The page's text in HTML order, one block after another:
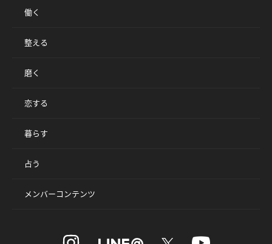
働く
整える
磨く
恋する
暮らす
占う
メンバーコンテンツ